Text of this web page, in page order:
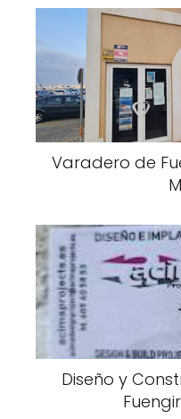
Varadero de
Diseño y